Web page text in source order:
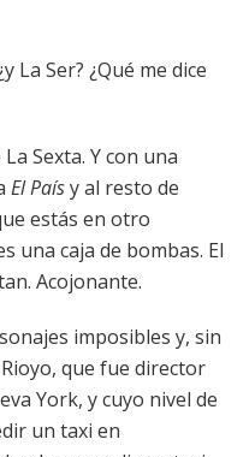
La Ser? ¿Qué me dice
Sexta. Y con una
El Paísy al resto de
estás en otro
una caja de bombas. El
Acojonante.
imposibles y, sin
que fue director
York, y cuyo nivel de
un taxi en